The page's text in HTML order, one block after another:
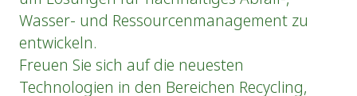
Wasser- und Ressourcenmanagement zu
entwickeln.
Freuen Sie sich auf die neuesten
Technologien in den Bereichen Recycling,